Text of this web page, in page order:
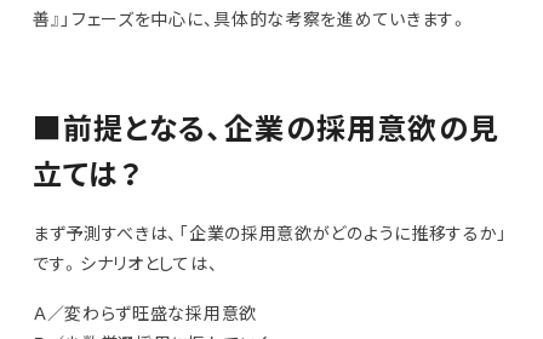
善』」フェーズを中心に、具体的な考察を進めていきます。
■前提となる、企業の採用意欲の見
立ては？
まず予測すべきは、「企業の採用意欲がどのように推移するか」
です。シナリオとしては、
Ａ／変わらず旺盛な採用意欲